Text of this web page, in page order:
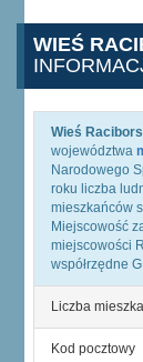
WIEŚ
Wieś
województwa
Narodowego
roku liczba
mieszkańców
Miejscowość
miejscowości
współrzędne
Liczba
Kod pocztowy